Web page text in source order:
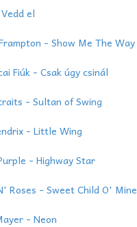
el
- Show Me The Way
Fiúk - Csak úgy csinál
- Sultan of Swing
- Little Wing
- Highway Star
Roses - Sweet Child O' Mine
- Neon